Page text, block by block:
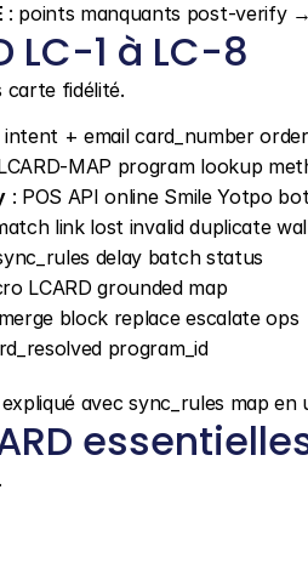
: points manquants post-verify
LC-1 à LC-8
carte fidélité.
+ email card_number
MAP program lookup
: POS API online Smile Yotpo
link lost invalid duplicate
delay batch status
LCARD grounded map
block replace escalate ops
program_id
avec sync_rules map